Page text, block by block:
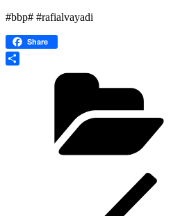
#bbp# #rafialvayadi
Share